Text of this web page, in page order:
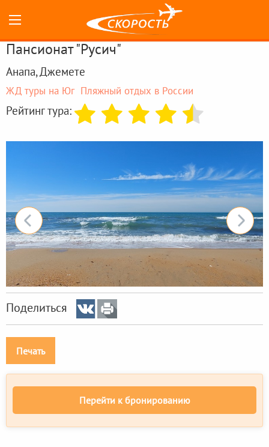
Пансионат "Русич"
Анапа, Джемете
ЖД туры на Юг Пляжный отдых в России
Рейтинг тура:
Поделиться
Печать
Перейти к бронированию